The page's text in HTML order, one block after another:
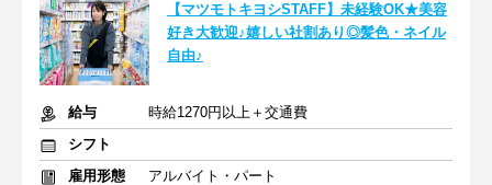
【マツモトキヨシSTAFF】未経験OK★美容
好き大歓迎♪嬉しい社割あり◎髪色・ネイル
自由♪
給与
時給1270円以上＋交通費
シフト
雇用形態
アルバイト・パート